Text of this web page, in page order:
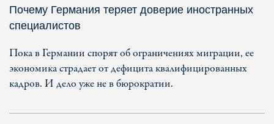
Почему Германия теряет доверие иностранных
специалистов
Пока в Германии спорят об ограничениях миграции, ее
экономика страдает от дефицита квалифицированных
кадров. И дело уже не в бюрократии.